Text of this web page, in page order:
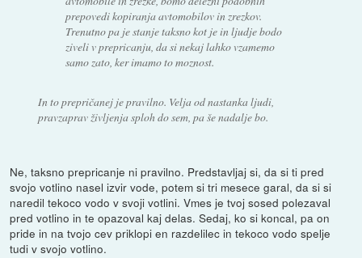
prepovedi kopiranja avtomobilov in zrezkov.
Trenutno pa je stanje taksno kot je in ljudje bodo
ziveli v prepricanju, da si nekaj lahko vzamemo
samo zato, ker imamo to moznost.
In to prepričanej je pravilno. Velja od nastanka ljudi,
pravzaprav življenja sploh do sem, pa še nadalje bo.
Ne, taksno prepricanje ni pravilno. Predstavljaj si, da si ti pred
svojo votlino nasel izvir vode, potem si tri mesece garal, da si si
naredil tekoco vodo v svoji votlini. Vmes je tvoj sosed polezaval
pred votlino in te opazoval kaj delas. Sedaj, ko si koncal, pa on
pride in na tvojo cev priklopi en razdelilec in tekoco vodo spelje
tudi v svojo votlino.